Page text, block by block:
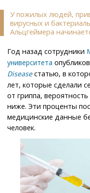
У пожилых людей,
вирусных и
Альцгеймера
Год назад сотрудники
университета
Diseaseстатью, в
лет, которые сделали
от гриппа,
ниже. Эти проценты
медицинские данные
человек.